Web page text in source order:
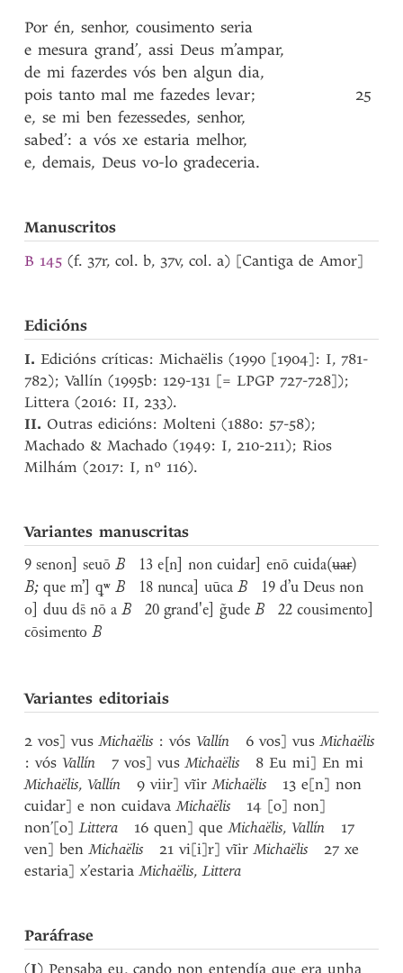
Por én, senhor, cousimento seria
e mesura grand’, assi Deus m’ampar,
de mi fazerdes vós ben algun dia,
pois tanto mal me fazedes levar;
e, se mi ben fezessedes, senhor,
sabed’: a vós xe estaria melhor,
e, demais, Deus vo-lo gradeceria.
25
Manuscritos
B 145 (f. 37r, col. b, 37v, col. a) [Cantiga de Amor]
Edicións
I. Edicións críticas: Michaëlis (1990 [1904]: I, 781-
782); Vallín (1995b: 129-131 [= LPGP 727-728]);
Littera (2016: II, 233).
II. Outras edicións: Molteni (1880: 57-58);
Machado & Machado (1949: I, 210-211); Rios
Milhám (2017: I, nº 116).
Variantes manuscritas
9 senon] seuōB 13 e[n] non cuidar] enō cuida(uar)
B;que m’] ꝗʷB 18 nunca] uūcaB 19 d’u Deus non
o] duu ds̄ nō aB 20 grand'e] g̃udeB 22 cousimento]
cōsimentoB
Variantes editoriais
2 vos] vusMichaëlis : vósVallín 6 vos] vusMichaëlis
: vósVallín7 vos] vusMichaëlis 8 Eu mi] En mi
Michaëlis,Vallín 9 viir] vĩirMichaëlis 13 e[n] non
cuidar] e non cuidavaMichaëlis 14 [o] non]
non’[o] Littera 16 quen] queMichaëlis,Vallín 17
ven] benMichaëlis 21 vi[i]r] vĩirMichaëlis 27 xe
estaria] x’estariaMichaëlis,Littera
Paráfrase
(I) Pensaba eu, cando non entendía que era unha